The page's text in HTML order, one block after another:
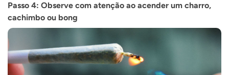
Passo 4: Observe com atenção ao acender um charro,
cachimbo ou bong